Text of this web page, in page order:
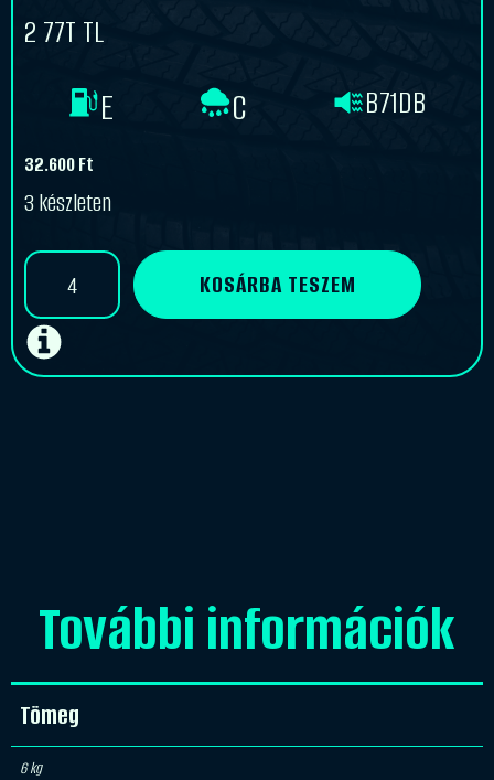
2 77T TL
E C B71DB
32.600Ft
3 készleten
Hankook
R15
W452
Winter
i*cept
KOSÁRBA TESZEM
További információk
Tömeg
6 kg